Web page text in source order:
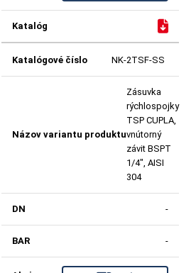
NK-2TSF-SS
Zásuvka
rýchlospojky
TSP CUPLA,
vnútorný
závit BSPT
1/4", AISI
304
-
-